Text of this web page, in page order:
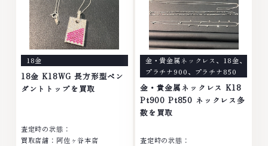
ュエリーや ブランド品・時計等
は特に自信を持って、高額査定を
実現しております。 古くて使わ
なくなってしまったアクセサリ
ー、動かなくなってしまった腕時
計、多くのお品物の高価買取りを
実現しており、他店ではお値段の
付かなかったお品物でも、一点一
～19:00定休日: 年中無休
ブランド品・時計等は特に自信を
持って、高額査定を実現しており
ます。 古くて使わなくなってし
まったアクセサリー、動かなくな
ってしまった腕時計、多くのお品
物の高価買取りを実現しており、
他店ではお値段の付かなかったお
品物でも、一点一点丁寧に無料で
査定します。お気軽にご連絡くだ
さい。TEL: 0120-959-764営
業時間: 10:00～19:00定休日: 年
18金
18金 K18WG 長方形型ペン
ダントトップを買取
査定時の状態：
買取店舗：阿佐ヶ谷本店
金・貴金属ネックレス 、 18金、
プラチナ900、 プラチナ850
金・貴金属ネックレス K18
Pt900 Pt850 ネックレス多
数を買取
査定時の状態：